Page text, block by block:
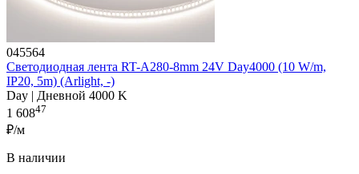
045564
Светодиодная лента RT-A280-8mm 24V Day4000 (10 W/m,
IP20, 5m) (Arlight, -)
Day | Дневной 4000 K
1 60847
₽/м
В наличии